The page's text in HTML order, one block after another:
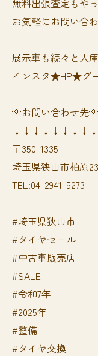
無料出張査定もや
お気軽にお問い合
展示車も続々と入
インスタ★HP★グ
🌺お問い合わせ先🌺
〒350-1335
埼玉県狭山市柏原
TEL:04-2941-5273
#埼玉県狭山市
#タイヤセール
#中古車販売店
#SALE
#令和7年
#2025年
#整備
#タイヤ交換